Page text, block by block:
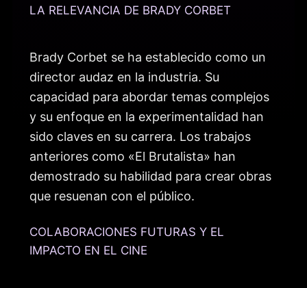
LA RELEVANCIA DE BRADY CORBET
Brady Corbet se ha establecido como un
director audaz en la industria. Su
capacidad para abordar temas complejos
y su enfoque en la experimentalidad han
sido claves en su carrera. Los trabajos
anteriores como «El Brutalista» han
demostrado su habilidad para crear obras
que resuenan con el público.
COLABORACIONES FUTURAS Y EL
IMPACTO EN EL CINE